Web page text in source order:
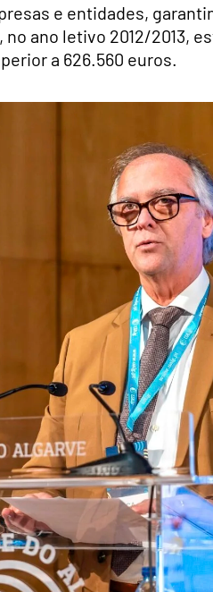
e entidades,
ano letivo 2012/2013,
a 626.560 euros.